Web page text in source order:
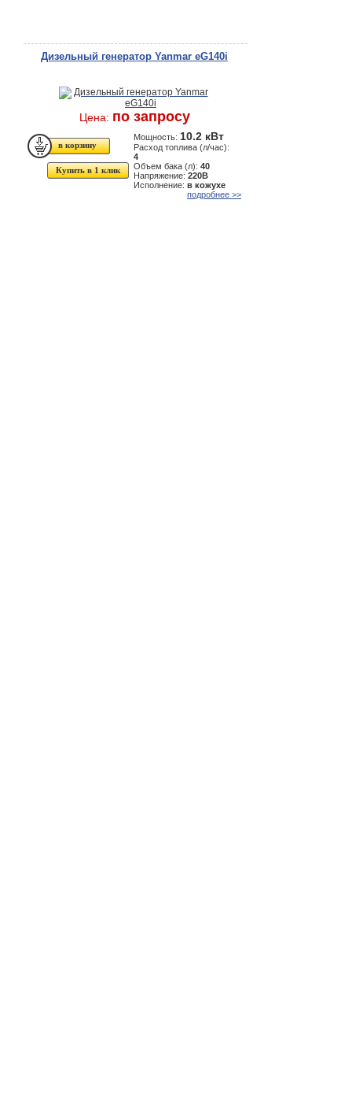
Дизельный генератор Yanmar eG140i
Цена: по запросу
Купить в 1 клик
Мощность: 10.2 кВт
Расход топлива (л/час):
4
Объем бака (л): 40
Напряжение: 220В
Исполнение: в кожухе
подробнее >>